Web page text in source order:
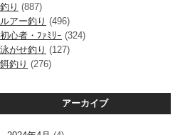
釣り (887)
ルアー釣り (496)
初心者・ﾌｧﾐﾘｰ (324)
泳がせ釣り (127)
餌釣り (276)
アーカイブ